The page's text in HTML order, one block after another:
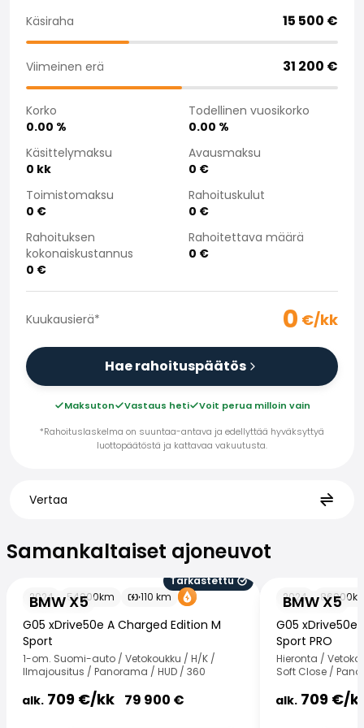
Saka Select
Yritys
Saka Finland Oy
Hallinto
Ostotiimi
Yhteydenotto
Rekrytointi
Laskutustiedot
Medialle
Kokemuksia Sakasta
Reklamaatiot
Käsiraha 15 500 €
Viimeinen erä 31 200 €
Korko
0.00 %
Todellinen vuosikorko
0.00 %
Käsittelymaksu
0 kk
Avausmaksu
0 €
Toimistomaksu
0 €
Rahoituskulut
0 €
Rahoituksen
kokonaiskustannus
0 €
Rahoitettava määrä
0 €
Kuukausierä* 0 €/kk
Hae rahoituspäätös
Maksuton Vastaus heti
Voit perua milloin vain
*Rahoituslaskelma on suuntaa-antava ja edellyttää hyväksyttyä
luottopäätöstä ja kattavaa vakuutusta.
Vertaa
Samankaltaiset ajoneuvot
BMW X5
Tarkastettu
2024
54000km 110 km
G05 xDrive50e A Charged Edition M
Sport
1-om. Suomi-auto / Vetokoukku / H/K /
Ilmajousitus / Panorama / HUD / 360
alk. 709 €/kk 79 900 €
BMW X5
2024 86000
G05 xDrive50e
Sport PRO
Hieronta /
Soft Close /
alk. 709 €/